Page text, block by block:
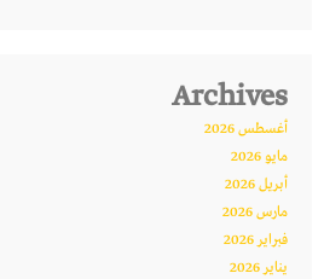
Archives
أغسطس 2026
مايو 2026
أبريل 2026
مارس 2026
فبراير 2026
يناير 2026